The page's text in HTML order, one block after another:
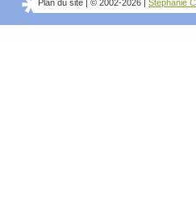
Plan du site © 2002-2026 Stéphanie C